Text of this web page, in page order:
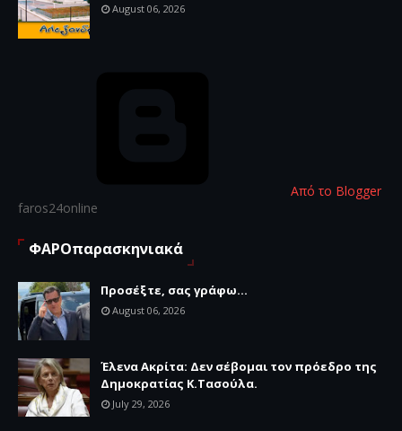
August 06, 2026
Από το Blogger
faros24online
ΦΑΡΟπαρασκηνιακά
Προσέξτε, σας γράφω...
August 06, 2026
Έλενα Ακρίτα: Δεν σέβομαι τον πρόεδρο της
Δημοκρατίας Κ.Τασούλα.
July 29, 2026